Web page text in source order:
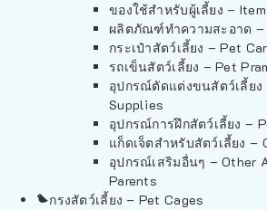
ของใช้สำหรับผู้เลี้ยง –
ผลิตภัณฑ์ทำความสะอาด –
กระเป๋าสัตว์เลี้ยง – Pet
รถเข็นสัตว์เลี้ยง – Pet
อุปกรณ์ตัดแต่งขนสัตว์เลี้ยง
Supplies
อุปกรณ์การฝึกสัตว์เลี้ยง –
แก็ดเจ็ตสำหรับสัตว์เลี้ยง –
อุปกรณ์เสริมอื่นๆ – Other
Parents
กรงสัตว์เลี้ยง – Pet Cages